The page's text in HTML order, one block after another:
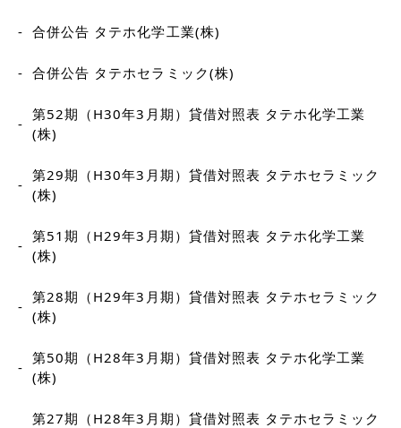
合併公告 タテホ化学工業(株)
合併公告 タテホセラミック(株)
第52期（H30年3月期）貸借対照表 タテホ化学工業
(株)
第29期（H30年3月期）貸借対照表 タテホセラミック
(株)
第51期（H29年3月期）貸借対照表 タテホ化学工業
(株)
第28期（H29年3月期）貸借対照表 タテホセラミック
(株)
第50期（H28年3月期）貸借対照表 タテホ化学工業
(株)
第27期（H28年3月期）貸借対照表 タテホセラミック